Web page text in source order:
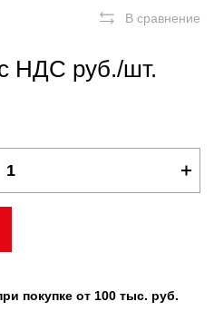
В сравнение
НДС руб./шт.
покупке от 100 тыс. руб.